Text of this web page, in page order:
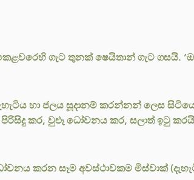
ගැට තුනක් ෂෙයිතාන් ගැට ගසයි.
හා ජලය සූදානම් කරන්නන් ලෙස
කර, වුළූ ධෝවනය කර, සලාත් ඉටු
කරන සෑම අවස්ථාවකම මිස්වාක්